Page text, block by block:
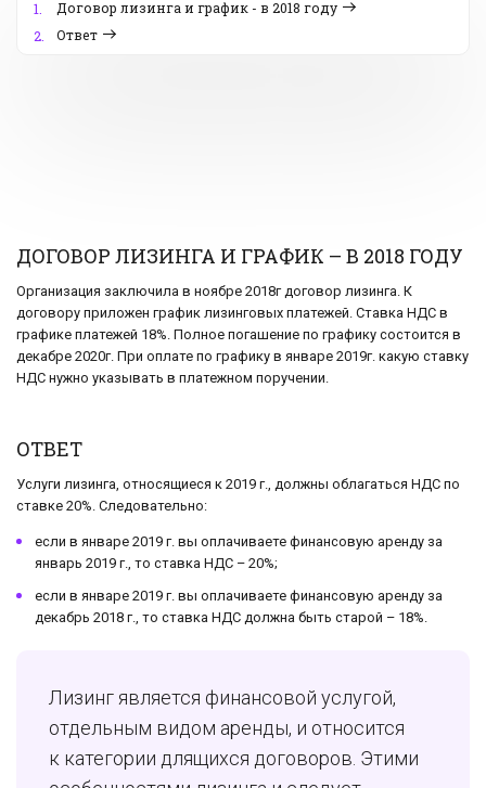
1.
Договор лизинга и график - в 2018 году
2.
Ответ
ДОГОВОР ЛИЗИНГА И ГРАФИК – В 2018 ГОДУ
Организация заключила в ноябре 2018г договор лизинга. К
договору приложен график лизинговых платежей. Ставка НДС в
графике платежей 18%. Полное погашение по графику состоится в
декабре 2020г. При оплате по графику в январе 2019г. какую ставку
НДС нужно указывать в платежном поручении.
ОТВЕТ
Услуги лизинга, относящиеся к 2019 г., должны облагаться НДС по
ставке 20%. Следовательно:
если в январе 2019 г. вы оплачиваете финансовую аренду за
январь 2019 г., то ставка НДС – 20%;
если в январе 2019 г. вы оплачиваете финансовую аренду за
декабрь 2018 г., то ставка НДС должна быть старой – 18%.
Лизинг является финансовой услугой,
отдельным видом аренды, и относится
к категории длящихся договоров. Этими